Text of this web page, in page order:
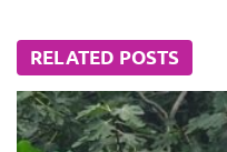
RELATED POSTS